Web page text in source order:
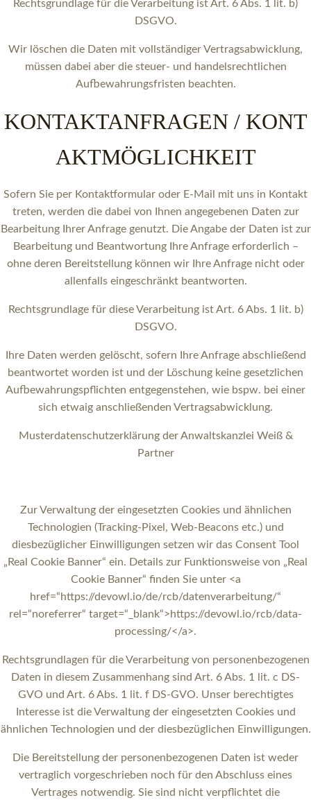
Rechtsgrundlage für die Verarbeitung ist Art. 6 Abs. 1 lit. b)
DSGVO.
Wir löschen die Daten mit vollständiger Vertragsabwicklung,
müssen dabei aber die steuer- und handelsrechtlichen
Aufbewahrungsfristen beachten.
KONTAKTANFRAGEN / KONT
AKTMÖGLICHKEIT
Sofern Sie per Kontaktformular oder E-Mail mit uns in Kontakt
treten, werden die dabei von Ihnen angegebenen Daten zur
Bearbeitung Ihrer Anfrage genutzt. Die Angabe der Daten ist zur
Bearbeitung und Beantwortung Ihre Anfrage erforderlich –
ohne deren Bereitstellung können wir Ihre Anfrage nicht oder
allenfalls eingeschränkt beantworten.
Rechtsgrundlage für diese Verarbeitung ist Art. 6 Abs. 1 lit. b)
DSGVO.
Ihre Daten werden gelöscht, sofern Ihre Anfrage abschließend
beantwortet worden ist und der Löschung keine gesetzlichen
Aufbewahrungspflichten entgegenstehen, wie bspw. bei einer
sich etwaig anschließenden Vertragsabwicklung.
Musterdatenschutzerklärung der Anwaltskanzlei Weiß &
Partner
Zur Verwaltung der eingesetzten Cookies und ähnlichen
Technologien (Tracking-Pixel, Web-Beacons etc.) und
diesbezüglicher Einwilligungen setzen wir das Consent Tool
„Real Cookie Banner“ ein. Details zur Funktionsweise von „Real
Cookie Banner“ finden Sie unter <a
href=“https://devowl.io/de/rcb/datenverarbeitung/“
rel=“noreferrer“ target=“_blank“>https://devowl.io/rcb/data-
processing/</a>.
Rechtsgrundlagen für die Verarbeitung von personenbezogenen
Daten in diesem Zusammenhang sind Art. 6 Abs. 1 lit. c DS-
GVO und Art. 6 Abs. 1 lit. f DS-GVO. Unser berechtigtes
Interesse ist die Verwaltung der eingesetzten Cookies und
ähnlichen Technologien und der diesbezüglichen Einwilligungen.
Die Bereitstellung der personenbezogenen Daten ist weder
vertraglich vorgeschrieben noch für den Abschluss eines
Vertrages notwendig. Sie sind nicht verpflichtet die